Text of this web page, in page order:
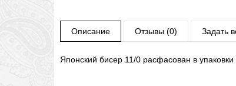
Описание Отзывы (0) Задать
Японский бисер 11/0 расфасован в